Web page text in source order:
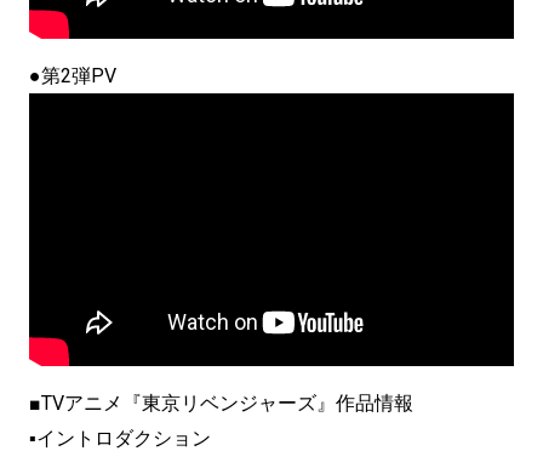
●第2弾PV
■TVアニメ『東京リベンジャーズ』作品情報
▪イントロダクション